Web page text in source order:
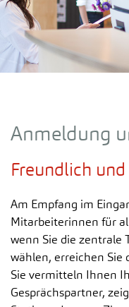
Anmeldung
Freundlich
Am Empfang im
Mitarbeiterinnen für
wenn Sie die zentrale
wählen, erreichen Sie
Sie vermitteln Ihnen
Gesprächspartner,